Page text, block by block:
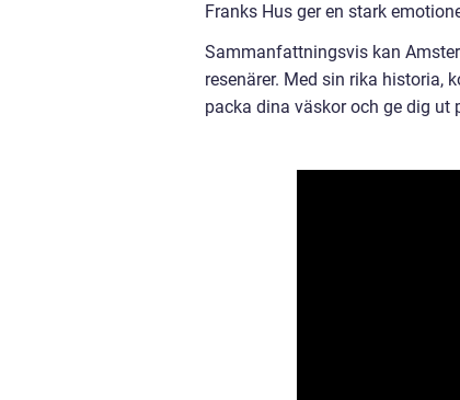
Franks Hus ger en stark
Sammanfattningsvis kan
resenärer. Med sin rika historia,
packa dina väskor och ge dig